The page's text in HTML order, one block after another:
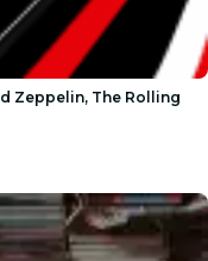
Zeppelin, The Rolling